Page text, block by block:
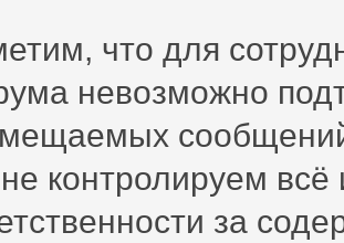
что для
невозможно
контролируем всё
за